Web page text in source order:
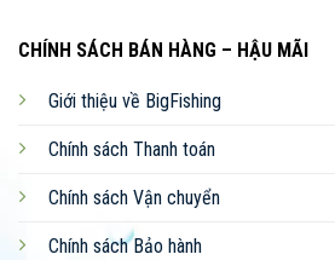
CHÍNH SÁCH BÁN HÀNG – HẬU MÃI
Giới thiệu về BigFishing
Chính sách Thanh toán
Chính sách Vận chuyển
Chính sách Bảo hành